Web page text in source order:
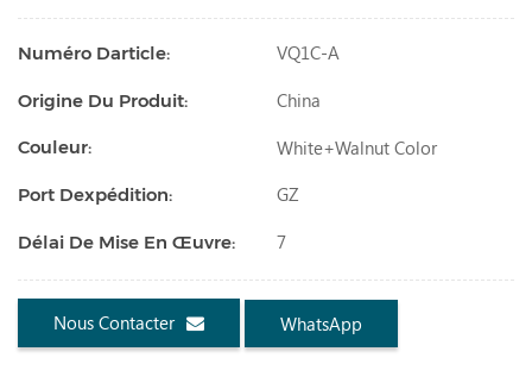
Numéro Darticle: VQ1C-A
Origine Du Produit: China
Couleur: White+walnut Color
Port Dexpédition: GZ
Délai De Mise En Œuvre: 7
Nous Contacter WhatsApp